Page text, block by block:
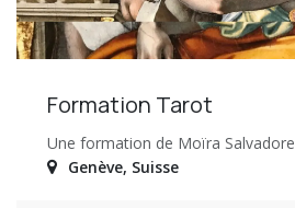
Formation Tarot
Une formation de Moïra Salvadore
Genève, Suisse